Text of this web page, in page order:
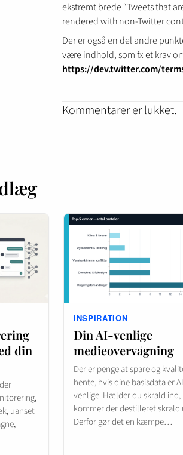
ekstremt brede “Tweets that
rendered with non-Twitter
Der er også en del andre
være indhold, som fx et krav
https://dev.twitter.com/
Kommentarer er lukket.
din
uanset
INSPIRATION
Din AI-venlige
medieovervågning
Der er penge at spare og
hente, hvis dine basisdata er
venlige. Hælder du skrald ind,
kommer der destilleret skrald
Derfor gør det en kæmpe…